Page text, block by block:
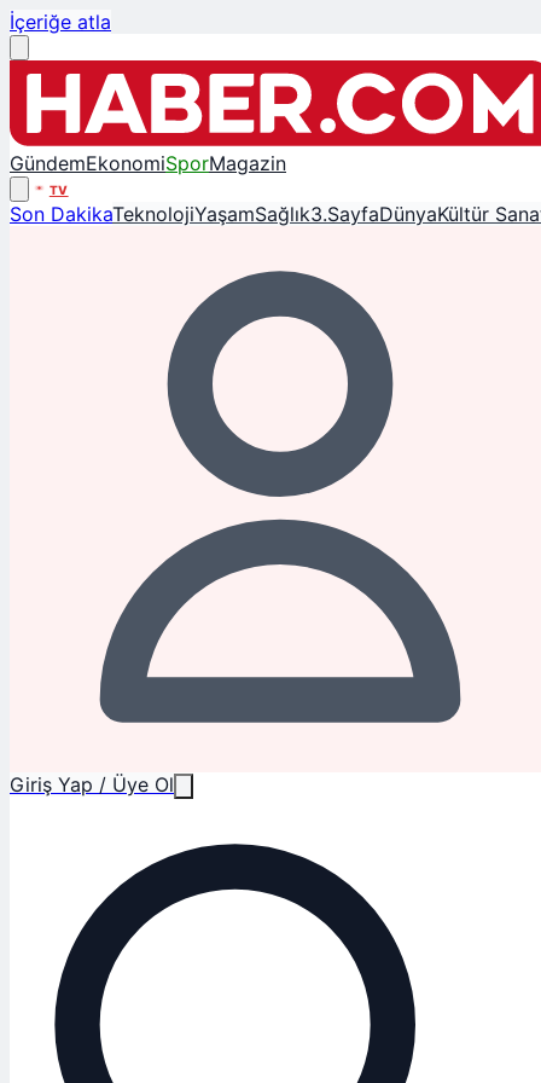
İçeriğe atla
GündemEkonomiSporMagazin
TV
Son DakikaTeknolojiYaşamSağlık3.SayfaDünyaKültür
Giriş Yap / Üye Ol